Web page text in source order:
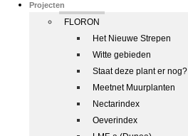
Projecten
FLORON
Het Nieuwe Strepen
Witte gebieden
Staat deze plant er nog?
Meetnet Muurplanten
Nectarindex
Oeverindex